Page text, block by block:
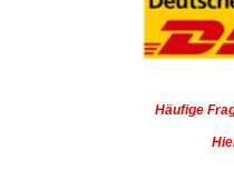
Häufige